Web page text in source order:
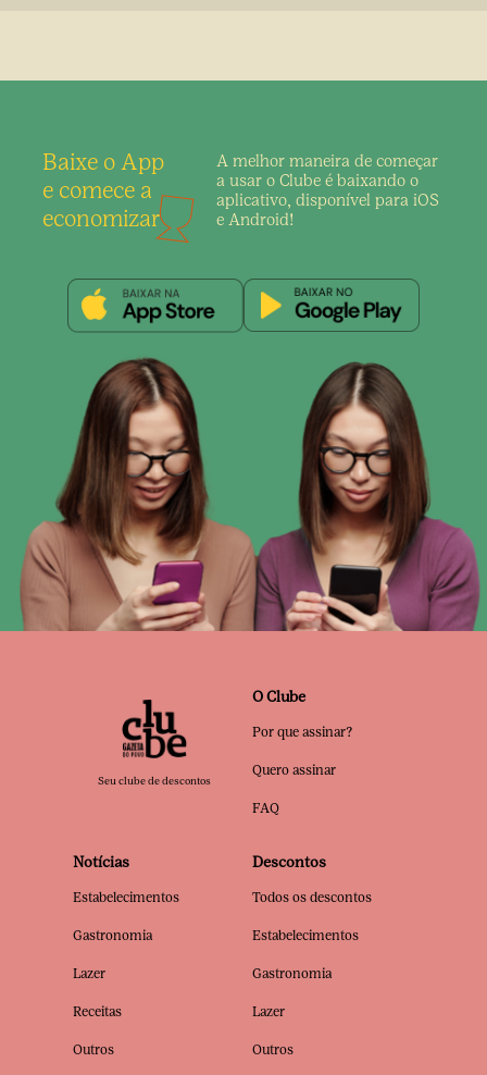
Baixe o App
e comece a
economizar
A melhor maneira de começar
a usar o Clube é baixando o
aplicativo, disponível para iOS
e Android!
Seu clube de descontos
O Clube
Por que assinar?
Quero assinar
FAQ
Notícias
Estabelecimentos
Gastronomia
Lazer
Receitas
Outros
Descontos
Todos os descontos
Estabelecimentos
Gastronomia
Lazer
Outros